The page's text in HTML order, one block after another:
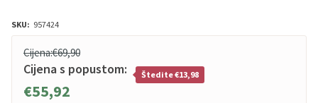
SKU: 957424
Cijena:€69,90
Cijena s popustom:
€55,92
Štedite €13,98